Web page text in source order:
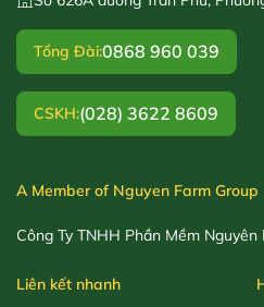
Tổng Đài:0868 960 039
CSKH:(028) 3622 8609
A Member of Nguyen Farm Group
Công Ty TNHH Phần Mềm Nguyên
Liên kết nhanh